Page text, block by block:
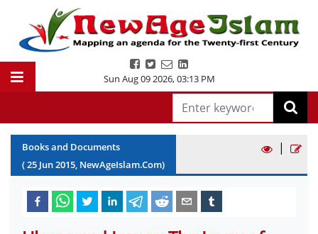
Sun Aug 09 2026,03:13 PM
Books and Documents
(25 Jun2015, NewAgeIslam.Com)
|